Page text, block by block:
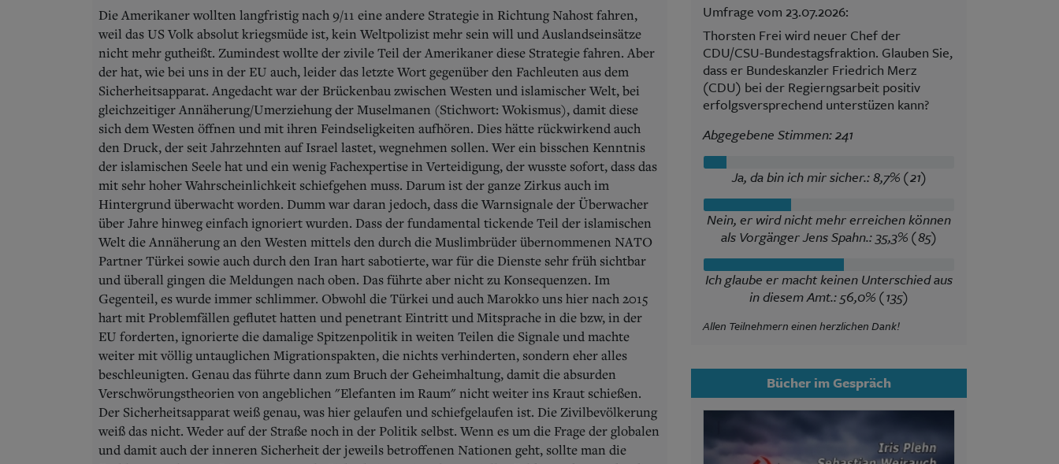
Die Amerikaner wollten langfristig nach 9/11 eine andere Strategie in Richtung Nahost fahren,
weil das US Volk absolut kriegsmüde ist, kein Weltpolizist mehr sein will und Auslandseinsätze
nicht mehr gutheißt. Zumindest wollte der zivile Teil der Amerikaner diese Strategie fahren. Aber
der hat, wie bei uns in der EU auch, leider das letzte Wort gegenüber den Fachleuten aus dem
Sicherheitsapparat. Angedacht war der Brückenbau zwischen Westen und islamischer Welt, bei
gleichzeitiger Annäherung/Umerziehung der Muselmanen (Stichwort: Wokismus), damit diese
sich dem Westen öffnen und mit ihren Feindseligkeiten aufhören. Dies hätte rückwirkend auch
den Druck, der seit Jahrzehnten auf Israel lastet, wegnehmen sollen. Wer ein bisschen Kenntnis
der islamischen Seele hat und ein wenig Fachexpertise in Verteidigung, der wusste sofort, dass das
mit sehr hoher Wahrscheinlichkeit schiefgehen muss. Darum ist der ganze Zirkus auch im
Hintergrund überwacht worden. Dumm war daran jedoch, dass die Warnsignale der Überwacher
über Jahre hinweg einfach ignoriert wurden. Dass der fundamental tickende Teil der islamischen
Welt die Annäherung an den Westen mittels den durch die Muslimbrüder übernommenen NATO
Partner Türkei sowie auch durch den Iran hart sabotierte, war für die Dienste sehr früh sichtbar
und überall gingen die Meldungen nach oben. Das führte aber nicht zu Konsequenzen. Im
Gegenteil, es wurde immer schlimmer. Obwohl die Türkei und auch Marokko uns hier nach 2015
hart mit Problemfällen geflutet hatten und penetrant Eintritt und Mitsprache in die bzw, in der
EU forderten, ignorierte die damalige Spitzenpolitik in weiten Teilen die Signale und machte
weiter mit völlig untauglichen Migrationspakten, die nichts verhinderten, sondern eher alles
beschleunigten. Genau das führte dann zum Bruch der Geheimhaltung, damit die absurden
Verschwörungstheorien von angeblichen "Elefanten im Raum" nicht weiter ins Kraut schießen.
Der Sicherheitsapparat weiß genau, was hier gelaufen und schiefgelaufen ist. Die Zivilbevölkerung
weiß das nicht. Weder auf der Straße noch in der Politik selbst. Wenn es um die Frage der globalen
und damit auch der inneren Sicherheit der jeweils betroffenen Nationen geht, sollte man die
Umfrage vom 23.07.2026:
Thorsten Frei wird neuer Chef der
CDU/CSU-Bundestagsfraktion. Glauben Sie,
dass er Bundeskanzler Friedrich Merz
(CDU) bei der Regierngsarbeit positiv
erfolgsversprechend unterstüzen kann?
Abgegebene Stimmen: 241
Ja, da bin ich mir sicher.: 8,7% (21)
Nein, er wird nicht mehr erreichen können
als Vorgänger Jens Spahn.: 35,3% (85)
Ich glaube er macht keinen Unterschied aus
in diesem Amt.: 56,0% (135)
Allen Teilnehmern einen herzlichen Dank!
Bücher im Gespräch